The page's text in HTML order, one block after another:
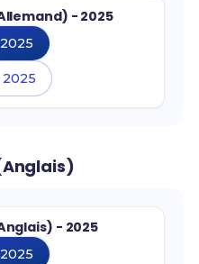
- 2025
- 2025